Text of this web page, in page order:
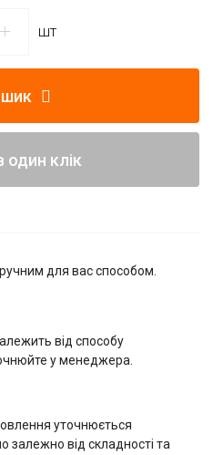
шт
один клік
для вас способом.
від способу
у менеджера.
уточнюється
залежно від складності та